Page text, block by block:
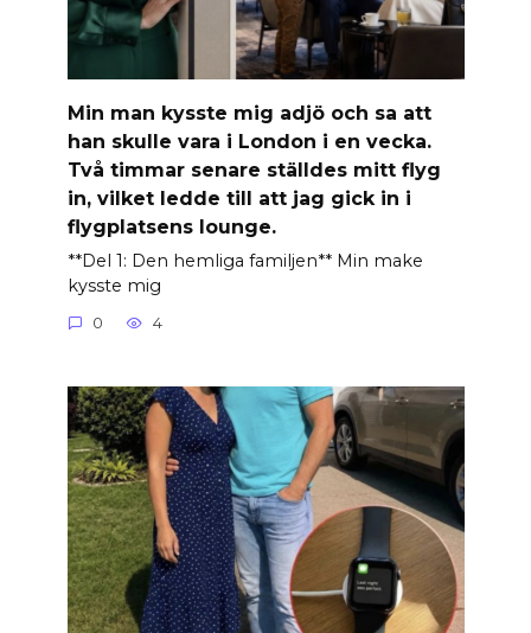
Min man kysste mig adjö och sa att
han skulle vara i London i en vecka.
Två timmar senare ställdes mitt flyg
in, vilket ledde till att jag gick in i
flygplatsens lounge.
**Del 1: Den hemliga familjen** Min make
kysste mig
0 4